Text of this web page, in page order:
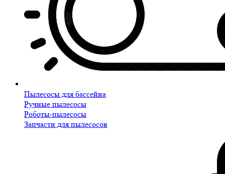
Пылесосы для бассейна
Ручные пылесосы
Роботы-пылесосы
Запчасти для пылесосов